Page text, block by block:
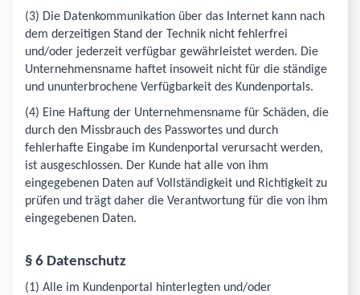
(3) Die Datenkommunikation über das Internet kann nach
dem derzeitigen Stand der Technik nicht fehlerfrei
und/oder jederzeit verfügbar gewährleistet werden. Die
Unternehmensname haftet insoweit nicht für die ständige
und ununterbrochene Verfügbarkeit des Kundenportals.
(4) Eine Haftung der Unternehmensname für Schäden, die
durch den Missbrauch des Passwortes und durch
fehlerhafte Eingabe im Kundenportal verursacht werden,
ist ausgeschlossen. Der Kunde hat alle von ihm
eingegebenen Daten auf Vollständigkeit und Richtigkeit zu
prüfen und trägt daher die Verantwortung für die von ihm
eingegebenen Daten.
§ 6 Datenschutz
(1) Alle im Kundenportal hinterlegten und/oder